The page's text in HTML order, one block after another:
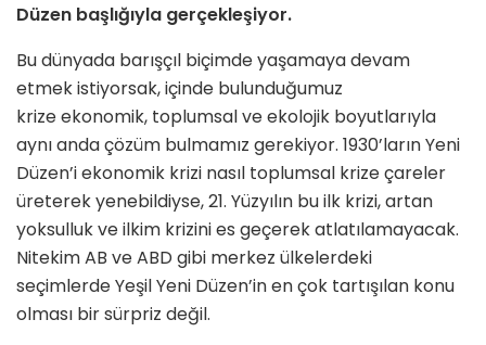
Düzen başlığıyla gerçekleşiyor.
Bu dünyada barışçıl biçimde yaşamaya devam
etmek istiyorsak, içinde bulunduğumuz
krize ekonomik, toplumsal ve ekolojik boyutlarıyla
aynı anda çözüm bulmamız gerekiyor. 1930’ların Yeni
Düzen’i ekonomik krizi nasıl toplumsal krize çareler
üreterek yenebildiyse, 21. Yüzyılın bu ilk krizi, artan
yoksulluk ve ilkim krizini es geçerek atlatılamayacak.
Nitekim AB ve ABD gibi merkez ülkelerdeki
seçimlerde Yeşil Yeni Düzen’in en çok tartışılan konu
olması bir sürpriz değil.